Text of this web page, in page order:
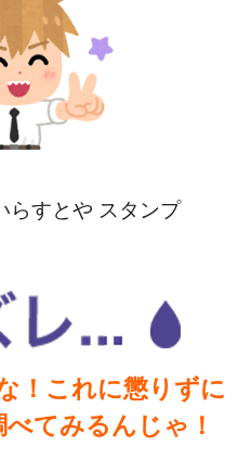
らすとや スタンプ
！これに懲りずに
てみるんじゃ！